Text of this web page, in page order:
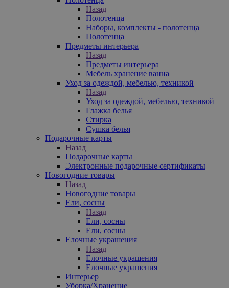
Назад
Полотенца
Наборы, комплекты - полотенца
Полотенца
Предметы интерьера
Назад
Предметы интерьера
Мебель хранение ванна
Уход за одеждой, мебелью, техникой
Назад
Уход за одеждой, мебелью, техникой
Глажка белья
Стирка
Сушка белья
Подарочные карты
Назад
Подарочные карты
Электронные подарочные сертификаты
Новогодние товары
Назад
Новогодние товары
Ели, сосны
Назад
Ели, сосны
Ели, сосны
Елочные украшения
Назад
Елочные украшения
Елочные украшения
Интерьер
Уборка/Хранение